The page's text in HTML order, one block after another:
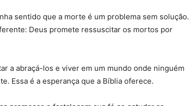
sentido que a morte é um problema sem solução.
Deus promete ressuscitar os mortos por
a abraçá-los e viver em um mundo onde ninguém
Essa é a esperança que a Bíblia oferece.